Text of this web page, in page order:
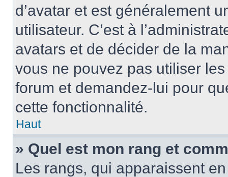
d’avatar et est généralement
utilisateur. C’est à
avatars et de décider de la
vous ne pouvez pas utiliser
forum et demandez-lui pour
cette fonctionnalité.
Haut
» Quel est mon rang et
Les rangs, qui apparaissent